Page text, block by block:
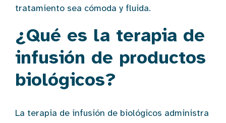
tratamiento sea cómoda y fluida.
¿Qué es la terapia de
infusión de productos
biológicos?
La terapia de infusión de biológicos administra